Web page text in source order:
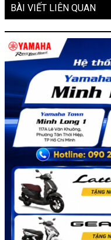
BÀI VIẾT LIÊN QUAN